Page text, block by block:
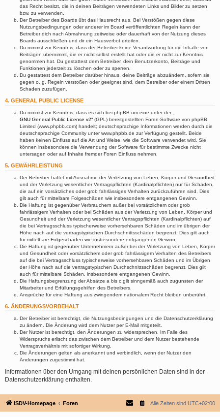
das Recht besitzt, die in deinen Beiträgen verwendeten Links und Bilder zu setzen
bzw. zu verwenden.
Der Betreiber des Boards übt das Hausrecht aus. Bei Verstößen gegen diese
Nutzungsbedingungen oder anderer im Board veröffentlichten Regeln kann der
Betreiber dich nach Abmahnung zeitweise oder dauerhaft von der Nutzung dieses
Boards ausschließen und dir ein Hausverbot erteilen.
Du nimmst zur Kenntnis, dass der Betreiber keine Verantwortung für die Inhalte von
Beiträgen übernimmt, die er nicht selbst erstellt hat oder die er nicht zur Kenntnis
genommen hat. Du gestattest dem Betreiber, dein Benutzerkonto, Beiträge und
Funktionen jederzeit zu löschen oder zu sperren.
Du gestattest dem Betreiber darüber hinaus, deine Beiträge abzuändern, sofern sie
gegen o. g. Regeln verstoßen oder geeignet sind, dem Betreiber oder einem Dritten
Schaden zuzufügen.
4. GENERAL PUBLIC LICENSE
Du nimmst zur Kenntnis, dass es sich bei phpBB um eine unter der „
GNU General Public License v2“ (GPL) bereitgestellten Foren-Software von phpBB
Limited (www.phpbb.com) handelt; deutschsprachige Informationen werden durch die
deutschsprachige Community unter www.phpbb.de zur Verfügung gestellt. Beide
haben keinen Einfluss auf die Art und Weise, wie die Software verwendet wird. Sie
können insbesondere die Verwendung der Software für bestimmte Zwecke nicht
untersagen oder auf Inhalte fremder Foren Einfluss nehmen.
5. GEWÄHRLEISTUNG
Der Betreiber haftet mit Ausnahme der Verletzung von Leben, Körper und Gesundheit
und der Verletzung wesentlicher Vertragspflichten (Kardinalpflichten) nur für Schäden,
die auf ein vorsätzliches oder grob fahrlässiges Verhalten zurückzuführen sind. Dies
gilt auch für mittelbare Folgeschäden wie insbesondere entgangenen Gewinn.
Die Haftung ist gegenüber Verbrauchern außer bei vorsätzlichem oder grob
fahrlässigem Verhalten oder bei Schäden aus der Verletzung von Leben, Körper und
Gesundheit und der Verletzung wesentlicher Vertragspflichten (Kardinalpflichten) auf
die bei Vertragsschluss typischerweise vorhersehbaren Schäden und im übrigen der
Höhe nach auf die vertragstypischen Durchschnittsschäden begrenzt. Dies gilt auch
für mittelbare Folgeschäden wie insbesondere entgangenen Gewinn.
Die Haftung ist gegenüber Unternehmern außer bei der Verletzung von Leben, Körper
und Gesundheit oder vorsätzlichem oder grob fahrlässigem Verhalten des Betreibers
auf die bei Vertragsschluss typischerweise vorhersehbaren Schäden und im Übrigen
der Höhe nach auf die vertragstypischen Durchschnittsschäden begrenzt. Dies gilt
auch für mittelbare Schäden, insbesondere entgangenen Gewinn.
Die Haftungsbegrenzung der Absätze a bis c gilt sinngemäß auch zugunsten der
Mitarbeiter und Erfüllungsgehilfen des Betreibers.
Ansprüche für eine Haftung aus zwingendem nationalem Recht bleiben unberührt.
6. ÄNDERUNGSVORBEHALT
Der Betreiber ist berechtigt, die Nutzungsbedingungen und die Datenschutzerklärung
zu ändern. Die Änderung wird dem Nutzer per E-Mail mitgeteilt.
Der Nutzer ist berechtigt, den Änderungen zu widersprechen. Im Falle des
Widerspruchs erlischt das zwischen dem Betreiber und dem Nutzer bestehende
Vertragsverhältnis mit sofortiger Wirkung.
Die Änderungen gelten als anerkannt und verbindlich, wenn der Nutzer den
Änderungen zugestimmt hat.
Informationen über den Umgang mit deinen persönlichen Daten sind in der
Datenschutzerklärung enthalten.
ISDV-Homepage Foren Alle Zeiten sind UTC+02:00